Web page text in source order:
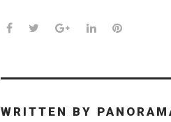
Facebook
TwitterGoogle+LinkedInPinterest
WRITTEN BY